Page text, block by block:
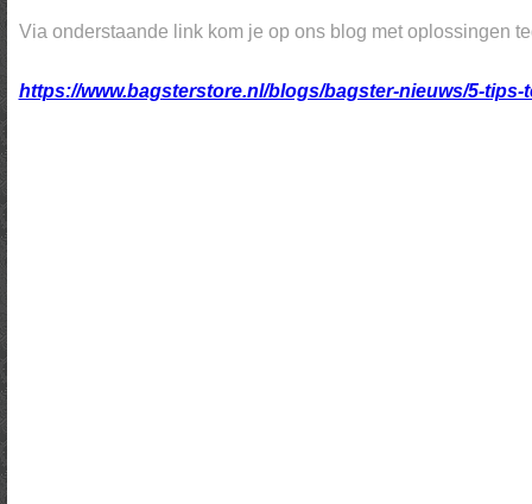
Via onderstaande link kom je op ons blog met oplossingen
https://www.bagsterstore.nl/blogs/bagster-nieuws/5-tips-